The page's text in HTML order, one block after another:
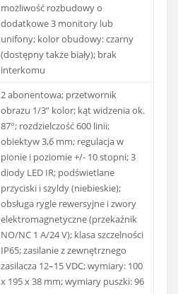
możliwość rozbudowy o
dodatkowe 3 monitory lub
unifony; kolor obudowy: czarny
(dostępny także biały); brak
interkomu
2 abonentowa; przetwornik
obrazu 1/3” kolor; kąt widzenia ok.
87°; rozdzielczość 600 linii;
obiektyw 3,6 mm; regulacja w
pionie i poziomie +/- 10 stopni; 3
diody LED IR; podświetlane
przyciski i szyldy (niebieskie);
obsługa rygle rewersyjne i zwory
elektromagnetyczne (przekaźnik
NO/NC 1 A/24 V); klasa szczelności
IP65; zasilanie z zewnętrznego
zasilacza 12–15 VDC; wymiary: 100
x 195 x 38 mm; wymiary puszki: 96